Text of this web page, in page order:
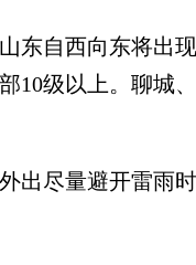
自西向东将出
10级以上。聊城
尽量避开雷雨